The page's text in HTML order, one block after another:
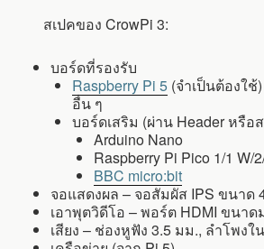
สเปคของ CrowPi 3:
บอร์ดที่รองรับ
Raspberry Pi 5 (จำเป็นต้องใช้
อื่น ๆ
บอร์ดเสริม (ผ่าน Header หรือ
Arduino Nano
Raspberry Pi Pico 1/1 W/
BBC micro:bit
จอแสดงผล – จอสัมผัส IPS ขนาด
เอาพุตวิดีโอ – พอร์ต HDMI ขนาด
เสียง – ช่องหูฟัง 3.5 มม., ลำโพงใ